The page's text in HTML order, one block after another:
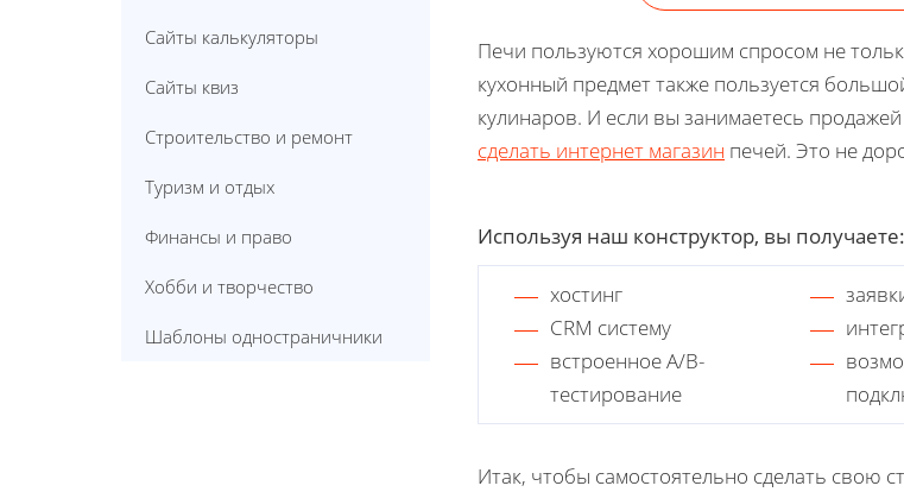
Сайты калькуляторы
Сайты квиз
Строительство и ремонт
Туризм и отдых
Финансы и право
Хобби и творчество
Шаблоны одностраничники
Печи пользуются хорошим спросом не
кухонный предмет также пользуется
кулинаров. И если вы занимаетесь
сделать интернет магазин печей. Это не
Используя наш конструктор, вы получаете:
хостинг
CRM систему
встроенное A/B-
тестирование
Итак, чтобы самостоятельно сделать свою